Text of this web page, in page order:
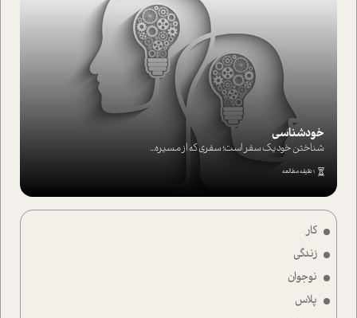
کار
زندگی
نوجوان
پلاس
خودشناسی
شناختن خود یک سفر است؛ سفری که از مسیره...
1 دقیقه مطالعه